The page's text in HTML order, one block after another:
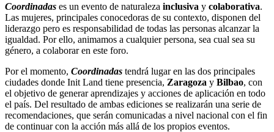
Coordinadas es un evento de naturaleza inclusiva y colaborativa.
Las mujeres, principales conocedoras de su contexto, disponen del
liderazgo pero es responsabilidad de todas las personas alcanzar la
igualdad. Por ello, animamos a cualquier persona, sea cual sea su
género, a colaborar en este foro.
Por el momento, Coordinadas tendrá lugar en las dos principales
ciudades donde Init Land tiene presencia, Zaragoza y Bilbao, con
el objetivo de generar aprendizajes y acciones de aplicación en todo
el país. Del resultado de ambas ediciones se realizarán una serie de
recomendaciones, que serán comunicadas a nivel nacional con el fin
de continuar con la acción más allá de los propios eventos.